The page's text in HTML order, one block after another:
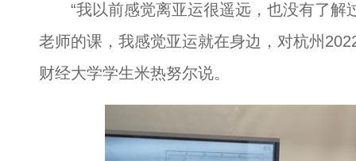
“我以前感觉离亚运很遥远，也没有了解
老师的课，我感觉亚运就在身边，对杭州
财经大学学生米热努尔说。